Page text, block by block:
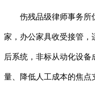
伤残品级律师事务所
家，办公家具收受接管，
后系统，非标从动化设
量、降低人工成本的焦点